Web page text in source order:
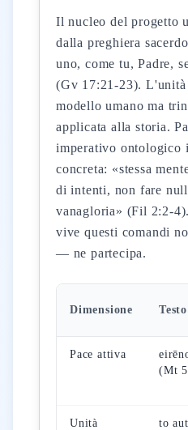
Il nucleo del progetto
dalla preghiera
uno, come tu, Padre,
(Gv 17:21-23). L'unità
modello umano ma
applicata alla storia.
imperativo ontologico
concreta: «stessa
di intenti, non fare
vanagloria» (Fil 2:2-
vive questi comandi
— ne partecipa.
Dimensione
Pace attiva
(Mt
Unità
to